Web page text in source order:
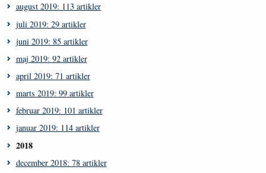
august 2019: 113 artikler
juli 2019: 29 artikler
juni 2019: 85 artikler
maj 2019: 92 artikler
april 2019: 71 artikler
marts 2019: 99 artikler
februar 2019: 101 artikler
januar 2019: 114 artikler
2018
december 2018: 78 artikler